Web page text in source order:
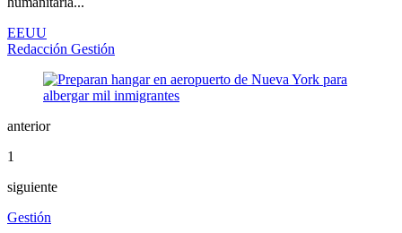
EEUU
Redacción Gestión
anterior
1
siguiente
Gestión